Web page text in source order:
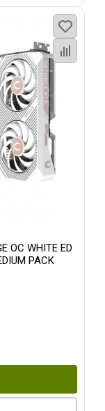
OC WHITE ED
PACK